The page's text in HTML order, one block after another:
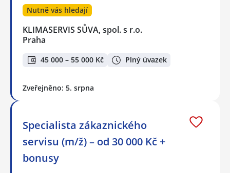
Nutně vás hledají
KLIMASERVIS SŮVA, spol. s r.o.
Praha
45 000 – 55 000 Kč Plný úvazek
Zveřejněno: 5. srpna
Specialista zákaznického
servisu (m/ž) – od 30 000 Kč +
bonusy